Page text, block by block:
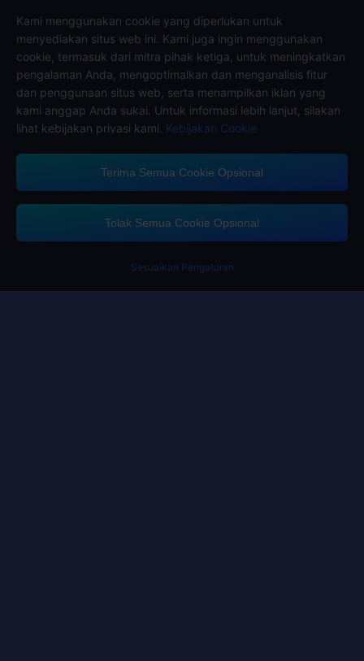
Kami menggunakan cookie yang diperlukan untuk
menyediakan situs web ini. Kami juga ingin menggunakan
cookie, termasuk dari mitra pihak ketiga, untuk meningkatkan
pengalaman Anda, mengoptimalkan dan menganalisis fitur
dan penggunaan situs web, serta menampilkan iklan yang
kami anggap Anda sukai. Untuk informasi lebih lanjut, silakan
lihat kebijakan privasi kami. Kebijakan Cookie
Terima Semua Cookie Opsional
Tolak Semua Cookie Opsional
Sesuaikan Pengaturan
Ikuti kami di
Midasbuy Mendukung Metode Pembayaran